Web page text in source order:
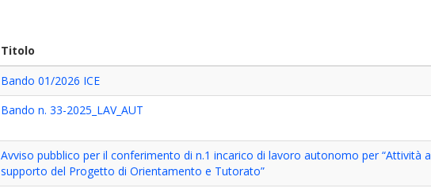
Titolo
Bando 01/2026 ICE
Bando n. 33-2025_LAV_AUT
Avviso pubblico per il conferimento di n.1 incarico di lavoro autonomo per “Attività a
supporto del Progetto di Orientamento e Tutorato”